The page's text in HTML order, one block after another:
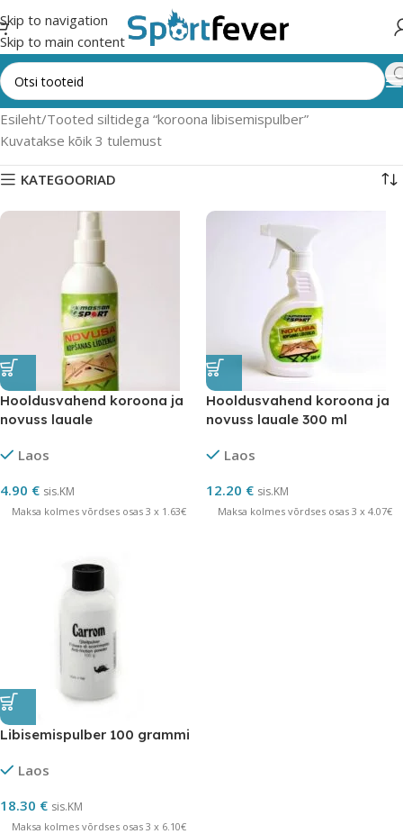
Skip to navigation
Skip to main content
Esileht Tooted siltidega “koroona libisemispulber”
Kuvatakse kõik 3 tulemust
KATEGOORIAD
Hooldusvahend koroona ja
novuss lauale
Laos
4.90 € sis.KM
Maksa kolmes võrdses osas 3 x 1.63€
Hooldusvahend koroona ja
novuss lauale 300 ml
Laos
12.20 € sis.KM
Maksa kolmes võrdses osas 3 x 4.07€
Libisemispulber 100 grammi
Laos
18.30 € sis.KM
Maksa kolmes võrdses osas 3 x 6.10€